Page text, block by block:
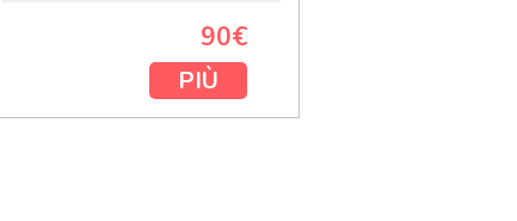
90€
PIÙ